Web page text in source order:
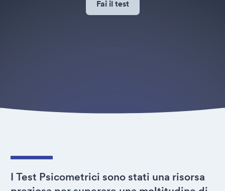
Fai il test
I Test Psicometrici sono stati una risorsa